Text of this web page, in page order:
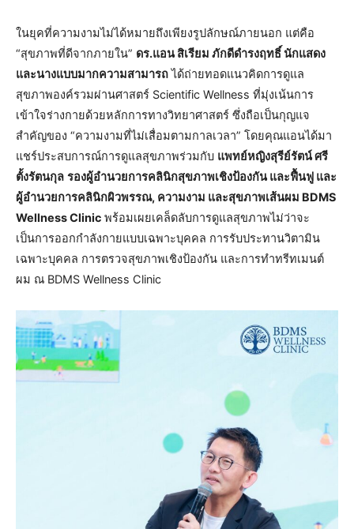
ในยุคที่ความงามไม่ได้หมายถึงเพียงรูปลักษณ์ภายนอก แต่คือ
“สุขภาพที่ดีจากภายใน” ดร.แอน สิเรียม ภักดีดำรงฤทธิ์ นักแสดง
และนางแบบมากความสามารถได้ถ่ายทอดแนวคิดการดูแล
สุขภาพองค์รวมผ่านศาสตร์ Scientific Wellness ที่มุ่งเน้นการ
เข้าใจร่างกายด้วยหลักการทางวิทยาศาสตร์ ซึ่งถือเป็นกุญแจ
สำคัญของ “ความงามที่ไม่เสื่อมตามกาลเวลา” โดยคุณแอนได้มา
แชร์ประสบการณ์การดูแลสุขภาพร่วมกับ แพทย์หญิงสุรีย์รัตน์ ศรี
ตั้งรัตนกุล รองผู้อำนวยการคลินิกสุขภาพเชิงป้องกัน และฟื้นฟู และ
ผู้อำนวยการคลินิกผิวพรรณ, ความงาม และสุขภาพเส้นผม BDMS
Wellness Clinic พร้อมเผยเคล็ดลับการดูแลสุขภาพไม่ว่าจะ
เป็นการออกกำลังกายแบบเฉพาะบุคคล การรับประทานวิตามิน
เฉพาะบุคคล การตรวจสุขภาพเชิงป้องกัน และการทำทรีทเมนต์
ผม ณ BDMS Wellness Clinic